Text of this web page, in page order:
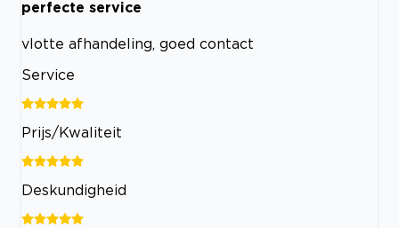
perfecte service
vlotte afhandeling, goed contact
Service
Prijs/Kwaliteit
Deskundigheid